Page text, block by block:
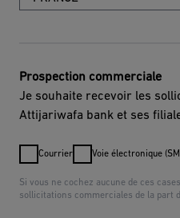
Prospection commerciale
Je souhaite recevoir les
Attijariwafa bank et ses
Courrier Voie électronique
Si vous ne cochez aucune de ces
sollicitations commerciales de la part